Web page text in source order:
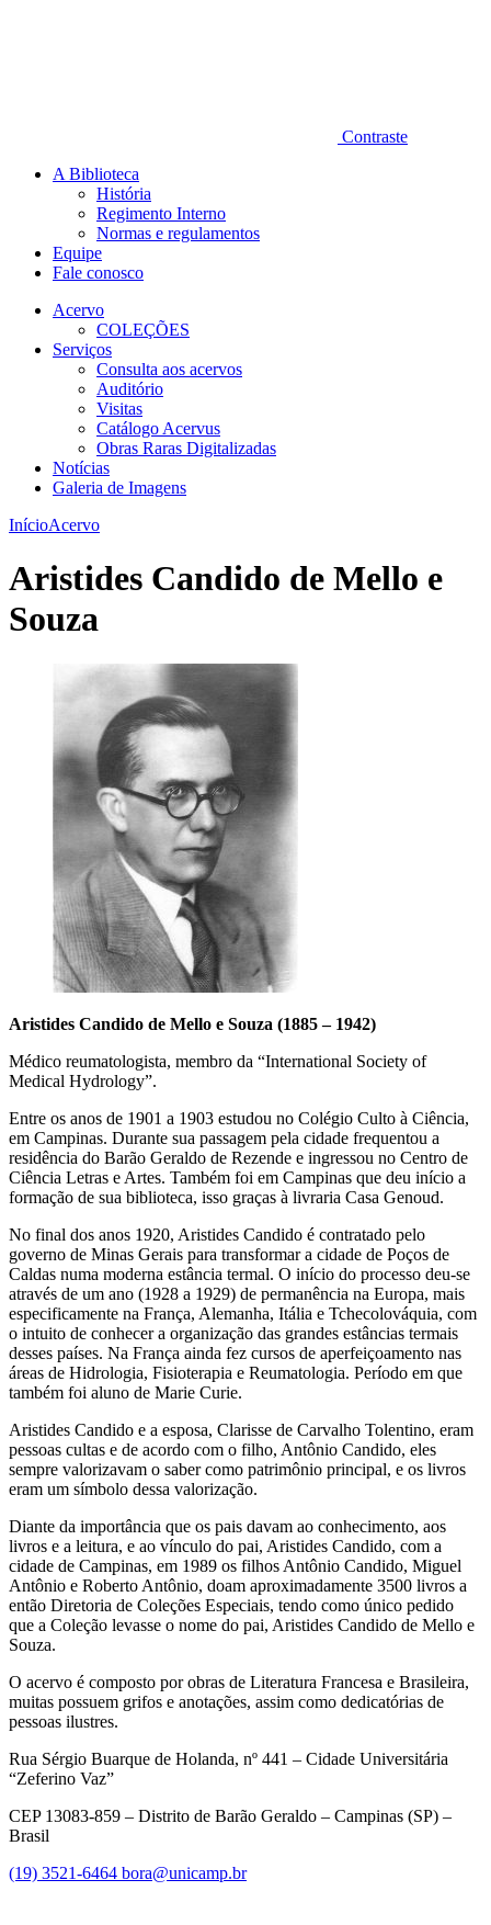
Contraste
A Biblioteca
História
Regimento Interno
Normas e regulamentos
Equipe
Fale conosco
Acervo
COLEÇÕES
Serviços
Consulta aos acervos
Auditório
Visitas
Catálogo Acervus
Obras Raras Digitalizadas
Notícias
Galeria de Imagens
InícioAcervo
Aristides Candido de Mello e
Souza
Aristides Candido de Mello e Souza (1885 – 1942)
Médico reumatologista, membro da “International Society of
Medical Hydrology”.
Entre os anos de 1901 a 1903 estudou no Colégio Culto à Ciência,
em Campinas. Durante sua passagem pela cidade frequentou a
residência do Barão Geraldo de Rezende e ingressou no Centro de
Ciência Letras e Artes. Também foi em Campinas que deu início a
formação de sua biblioteca, isso graças à livraria Casa Genoud.
No final dos anos 1920, Aristides Candido é contratado pelo
governo de Minas Gerais para transformar a cidade de Poços de
Caldas numa moderna estância termal. O início do processo deu-se
através de um ano (1928 a 1929) de permanência na Europa, mais
especificamente na França, Alemanha, Itália e Tchecolováquia, com
o intuito de conhecer a organização das grandes estâncias termais
desses países. Na França ainda fez cursos de aperfeiçoamento nas
áreas de Hidrologia, Fisioterapia e Reumatologia. Período em que
também foi aluno de Marie Curie.
Aristides Candido e a esposa, Clarisse de Carvalho Tolentino, eram
pessoas cultas e de acordo com o filho, Antônio Candido, eles
sempre valorizavam o saber como patrimônio principal, e os livros
eram um símbolo dessa valorização.
Diante da importância que os pais davam ao conhecimento, aos
livros e a leitura, e ao vínculo do pai, Aristides Candido, com a
cidade de Campinas, em 1989 os filhos Antônio Candido, Miguel
Antônio e Roberto Antônio, doam aproximadamente 3500 livros a
então Diretoria de Coleções Especiais, tendo como único pedido
que a Coleção levasse o nome do pai, Aristides Candido de Mello e
Souza.
O acervo é composto por obras de Literatura Francesa e Brasileira,
muitas possuem grifos e anotações, assim como dedicatórias de
pessoas ilustres.
Rua Sérgio Buarque de Holanda, nº 441 – Cidade Universitária
“Zeferino Vaz”
CEP 13083-859 – Distrito de Barão Geraldo – Campinas (SP) –
Brasil
(19) 3521-6464 bora@unicamp.br